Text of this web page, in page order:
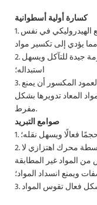
كسارة أولية أسطوانية
1. تعمل أسطوانة التكسير الحلزونية وجهاز الدفع الهيدروليكي في نفس
2. رأس القطع القياسي للتكسير يتمتع بمقاومة جيدة للتآكل ويسهل
استبداله؛
3. يمكن لجهاز شد الزنبرك الموجود خلف العمود المكسور أن يمنع
المعاد تدويرها بشكل
مفرط.
صوامع التبريد
فعالًا ويسهل نقله؛
2. يتم تشغيل الشبكة العلوية لجسم الصومعة بواسطة محرك اهتزازي لا
المواد غير المطابقة
ويمنع انسداد المواد؛